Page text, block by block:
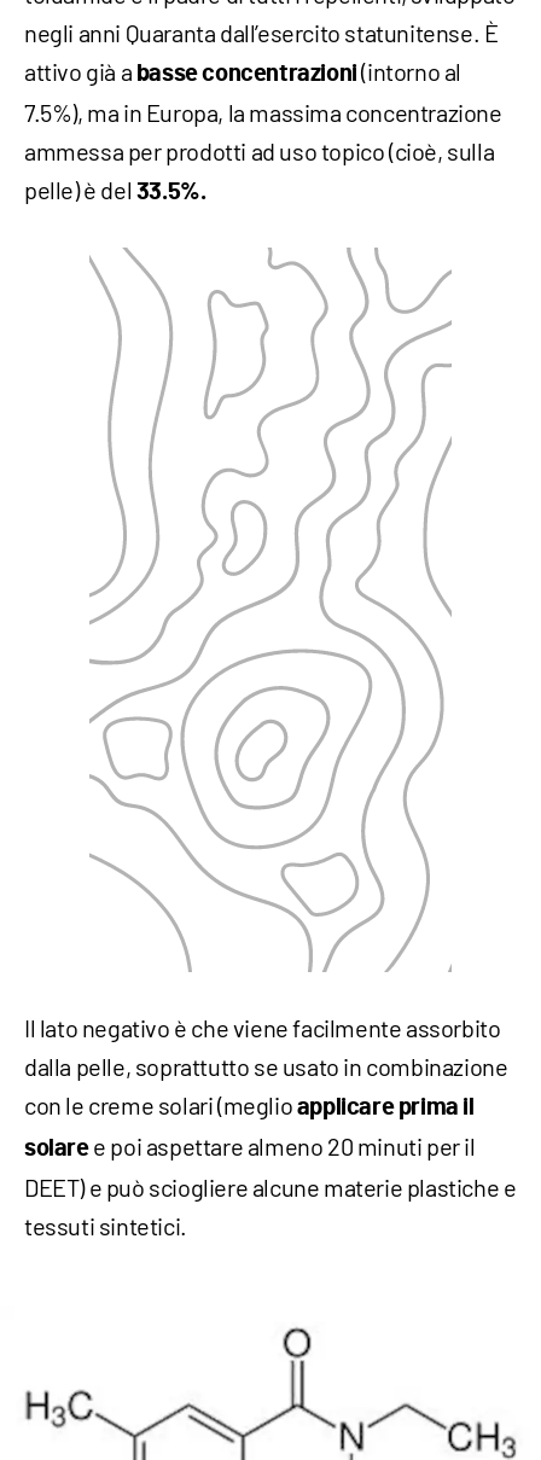
negli anni Quaranta dall’esercito statunitense. È
attivo già a basse concentrazioni (intorno al
7.5%), ma in Europa, la massima concentrazione
ammessa per prodotti ad uso topico (cioè, sulla
pelle) è del 33.5%.
Il lato negativo è che viene facilmente assorbito
dalla pelle, soprattutto se usato in combinazione
con le creme solari (meglio applicare prima il
solaree poi aspettare almeno 20 minuti per il
DEET) e può sciogliere alcune materie plastiche e
tessuti sintetici.